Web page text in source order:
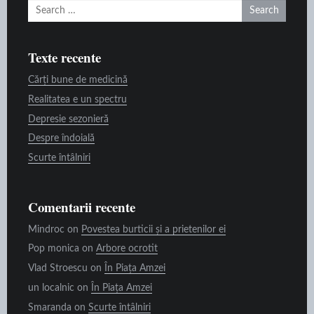
Search
Texte recente
Cărți bune de medicină
Realitatea e un spectru
Depresie sezonieră
Despre îndoială
Scurte întâlniri
Comentarii recente
Mindroc on Povestea burticii și a prietenilor ei
Pop monica on Arbore ocrotit
Vlad Stroescu on
În Piața Amzei
un localnic on
În Piața Amzei
Smaranda on Scurte întâlniri